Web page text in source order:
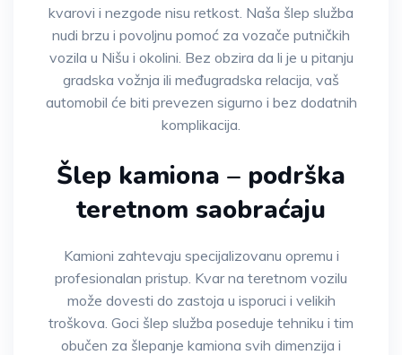
kvarovi i nezgode nisu retkost. Naša šlep služba
nudi brzu i povoljnu pomoć za vozače putničkih
vozila u Nišu i okolini. Bez obzira da li je u pitanju
gradska vožnja ili međugradska relacija, vaš
automobil će biti prevezen sigurno i bez dodatnih
komplikacija.
Šlep kamiona – podrška
teretnom saobraćaju
Kamioni zahtevaju specijalizovanu opremu i
profesionalan pristup. Kvar na teretnom vozilu
može dovesti do zastoja u isporuci i velikih
troškova. Goci šlep služba poseduje tehniku i tim
obučen za šlepanje kamiona svih dimenzija i